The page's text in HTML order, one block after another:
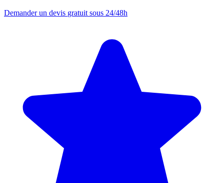
Demander un devis gratuit sous 24/48h